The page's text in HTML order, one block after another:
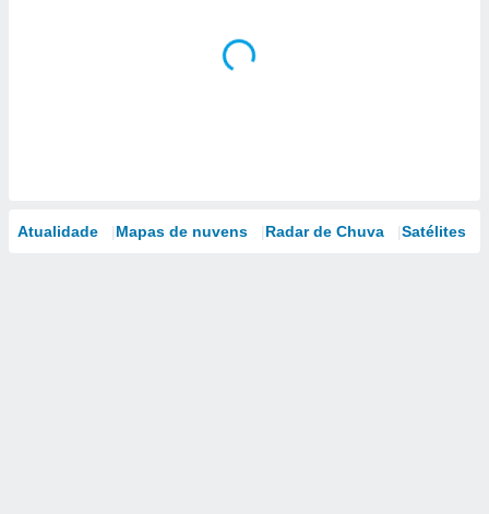
Atualidade Mapas de nuvens Radar de Chuva Satélites